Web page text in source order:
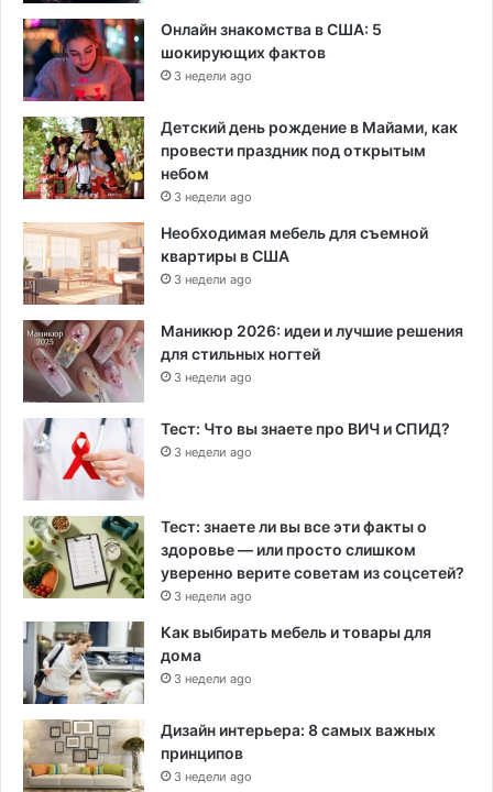
Онлайн знакомства в США: 5
шокирующих фактов
3 недели ago
Детский день рождение в Майами, как
провести праздник под открытым
небом
3 недели ago
Необходимая мебель для съемной
квартиры в США
3 недели ago
Маникюр 2026: идеи и лучшие решения
для стильных ногтей
3 недели ago
Тест: Что вы знаете про ВИЧ и СПИД?
3 недели ago
Тест: знаете ли вы все эти факты о
здоровье — или просто слишком
уверенно верите советам из соцсетей?
3 недели ago
Как выбирать мебель и товары для
дома
3 недели ago
Дизайн интерьера: 8 самых важных
принципов
3 недели ago